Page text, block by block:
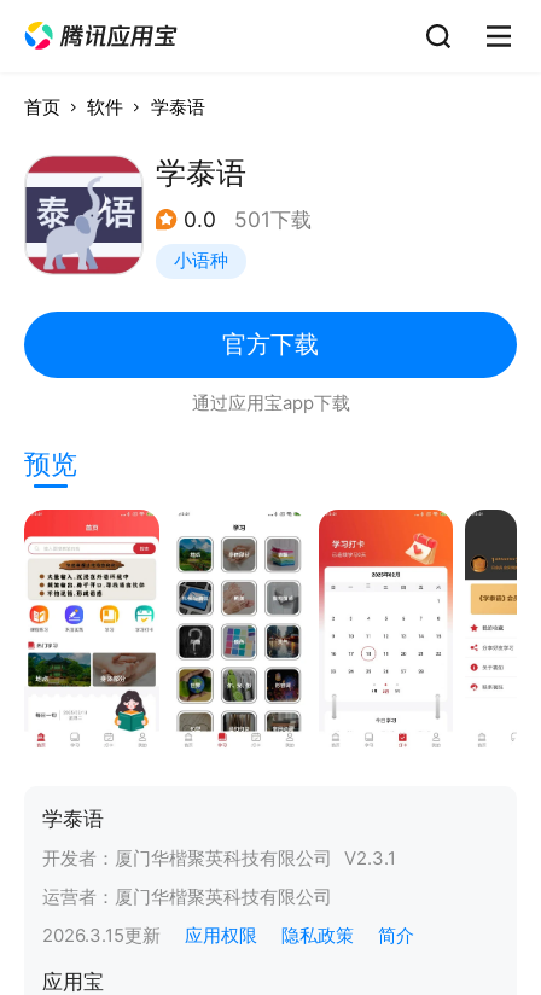
首页 软件 学泰语
学泰语
0.0 501下载
小语种
官方下载
通过应用宝app下载
预览
学泰语
开发者： 厦门华楷聚英科技有限公司 V2.3.1
运营者： 厦门华楷聚英科技有限公司
2026.3.15更新 应用权限 隐私政策 简介
应用宝